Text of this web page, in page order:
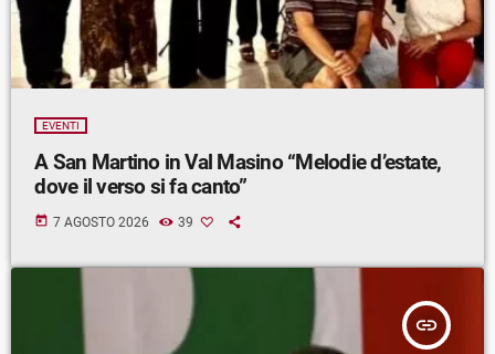
EVENTI
A San Martino in Val Masino “Melodie d’estate,
dove il verso si fa canto”
today 7 AGOSTO 2026 39
insert_link